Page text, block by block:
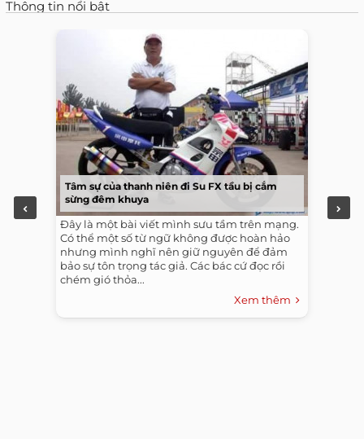
Thông tin nổi bật
Tâm sự của thanh niên đi Su FX tầu bị cắm
sừng đêm khuya
Đây là một bài viết mình sưu tầm trên mạng.
Có thể một số từ ngữ không được hoàn hảo
nhưng mình nghĩ nên giữ nguyên để đảm
bảo sự tôn trọng tác giả. Các bác cứ đọc rồi
chém gió thỏa...
Xem thêm